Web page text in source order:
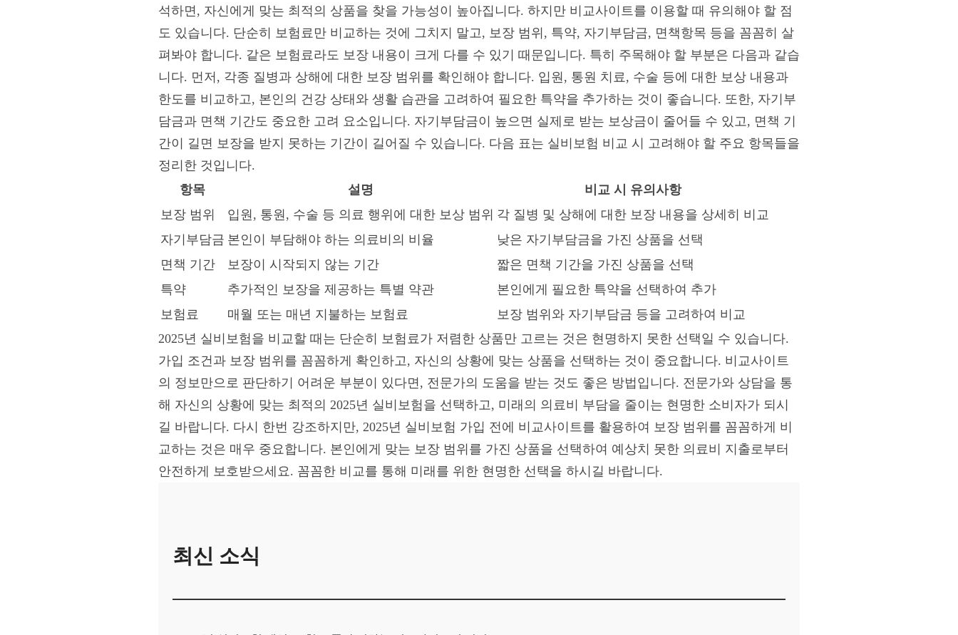
석하면, 자신에게 맞는 최적의 상품을 찾을 가능성이 높아집니다. 하지만 비교사이트를 이용할 때 유의해야 할 점
도 있습니다. 단순히 보험료만 비교하는 것에 그치지 말고, 보장 범위, 특약, 자기부담금, 면책항목 등을 꼼꼼히 살
펴봐야 합니다. 같은 보험료라도 보장 내용이 크게 다를 수 있기 때문입니다. 특히 주목해야 할 부분은 다음과 같습
니다. 먼저, 각종 질병과 상해에 대한 보장 범위를 확인해야 합니다. 입원, 통원 치료, 수술 등에 대한 보상 내용과
한도를 비교하고, 본인의 건강 상태와 생활 습관을 고려하여 필요한 특약을 추가하는 것이 좋습니다. 또한, 자기부
담금과 면책 기간도 중요한 고려 요소입니다. 자기부담금이 높으면 실제로 받는 보상금이 줄어들 수 있고, 면책 기
간이 길면 보장을 받지 못하는 기간이 길어질 수 있습니다. 다음 표는 실비보험 비교 시 고려해야 할 주요 항목들을
정리한 것입니다.
항목
설명
비교 시 유의사항
보장 범위
입원, 통원, 수술 등 의료 행위에 대한 보상 범위 각 질병 및 상해에 대한 보장 내용을 상세히 비교
자기부담금 본인이 부담해야 하는 의료비의 비율
낮은 자기부담금을 가진 상품을 선택
면책 기간
보장이 시작되지 않는 기간
짧은 면책 기간을 가진 상품을 선택
특약
추가적인 보장을 제공하는 특별 약관
본인에게 필요한 특약을 선택하여 추가
보험료
매월 또는 매년 지불하는 보험료
보장 범위와 자기부담금 등을 고려하여 비교
2025년 실비보험을 비교할 때는 단순히 보험료가 저렴한 상품만 고르는 것은 현명하지 못한 선택일 수 있습니다.
가입 조건과 보장 범위를 꼼꼼하게 확인하고, 자신의 상황에 맞는 상품을 선택하는 것이 중요합니다. 비교사이트
의 정보만으로 판단하기 어려운 부분이 있다면, 전문가의 도움을 받는 것도 좋은 방법입니다. 전문가와 상담을 통
해 자신의 상황에 맞는 최적의 2025년 실비보험을 선택하고, 미래의 의료비 부담을 줄이는 현명한 소비자가 되시
길 바랍니다. 다시 한번 강조하지만, 2025년 실비보험 가입 전에 비교사이트를 활용하여 보장 범위를 꼼꼼하게 비
교하는 것은 매우 중요합니다. 본인에게 맞는 보장 범위를 가진 상품을 선택하여 예상치 못한 의료비 지출로부터
안전하게 보호받으세요. 꼼꼼한 비교를 통해 미래를 위한 현명한 선택을 하시길 바랍니다.
최신 소식